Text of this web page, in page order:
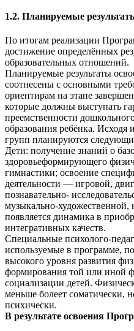
1.2. Планируемые
По итогам реализации
достижение определённых
образовательных отношений.
Планируемые результаты
соотнесены с основными
ориентирам на этапе
которые должны выступать
преемственности
образования ребёнка. Исходя
групп планируются
Дети: получение знаний о
здоровьеформирующего
гимнастики; освоение
деятельности — игровой,
познавательно-
музыкально-художественной,
появляется динамика в
интегративных качеств.
Специальные психолого-
используемые в программе,
высокого уровня развития
формирования той или иной
социализации детей.
меньше болеет соматически,
психически.
В результате освоения